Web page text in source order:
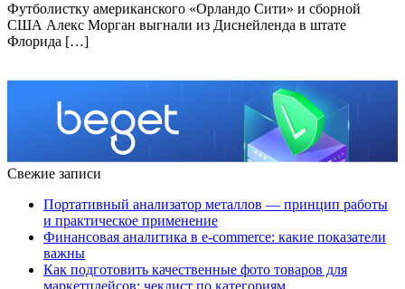
Футболистку американского «Орландо Сити» и сборной
США Алекс Морган выгнали из Диснейленда в штате
Флорида […]
Свежие записи
Портативный анализатор металлов — принцип работы
и практическое применение
Финансовая аналитика в e-commerce: какие показатели
важны
Как подготовить качественные фото товаров для
маркетплейсов: чеклист по категориям